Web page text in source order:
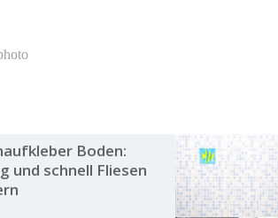
Boden:
und schnell Fliesen